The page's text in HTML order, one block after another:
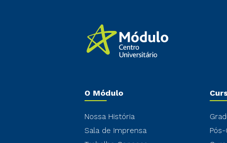
O Módulo
Nossa História
Sala de Imprensa